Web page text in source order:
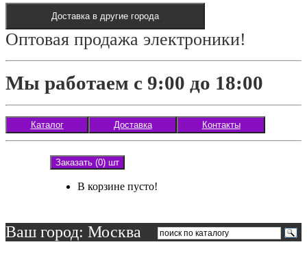
Доставка в другие города
Оптовая продажа электроники!
Мы работаем с 9:00 до 18:00
Каталог Доставка Контакты
Заказать (0) шт
В корзине пусто!
Ваш город: Москва